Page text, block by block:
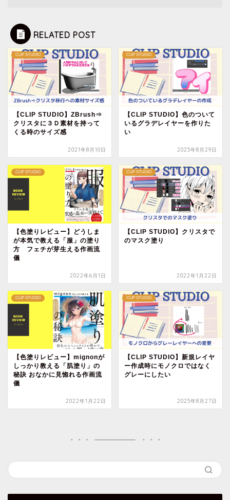
RELATED POST
CLIP STUDIO
【CLIP STUDIO】ZBrush⇒
クリスタに３Ｄ素材を持って
くる時のサイズ感
2021年8月10日
CLIP STUDIO
【CLIP STUDIO】色のついて
いるグラデレイヤーを作りた
い
2025年8月29日
CLIP STUDIO
【色塗りレビュー】どうしま
が本気で教える「服」の塗り
方 フェチが芽生える作画流
儀
2022年6月1日
CLIP STUDIO
【CLIP STUDIO】クリスタで
のマスク塗り
2022年1月22日
CLIP STUDIO
【色塗りレビュー】mignonが
しっかり教える「肌塗り」の
秘訣 おなかに見惚れる作画流
儀
2022年1月22日
CLIP STUDIO
【CLIP STUDIO】新規レイヤ
ー作成時にモノクロではなく
グレーにしたい
2025年8月27日